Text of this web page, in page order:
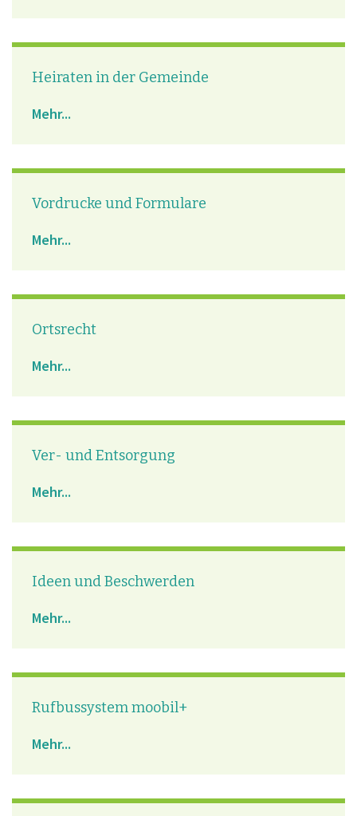
Heiraten in der Gemeinde
Mehr...
Vordrucke und Formulare
Mehr...
Ortsrecht
Mehr...
Ver- und Entsorgung
Mehr...
Ideen und Beschwerden
Mehr...
Rufbussystem moobil+
Mehr...